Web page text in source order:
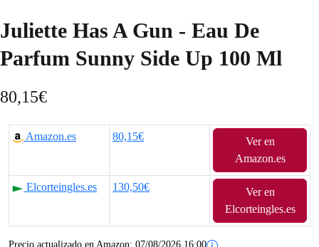
Juliette Has A Gun - Eau De
Parfum Sunny Side Up 100 Ml
80,15€
Amazon.es 80,15€
Ver en
Amazon.es
Elcorteingles.es 130,50€
Ver en
Elcorteingles.es
Precio actualizado en Amazon: 07/08/2026 16:00